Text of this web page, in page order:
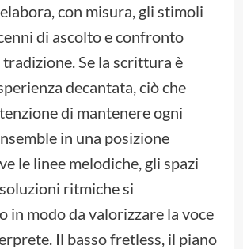
con misura, gli stimoli
di ascolto e confronto
Se la scrittura è
decantata, ciò che
di mantenere ogni
in una posizione
le linee melodiche, gli spazi
ritmiche si
in modo da valorizzare la voce
Il basso fretless, il piano